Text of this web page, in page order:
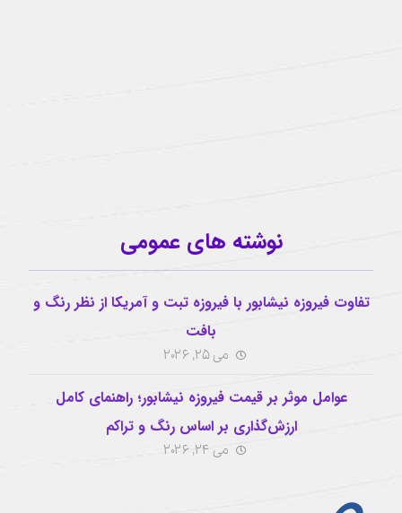
نوشته های عمومی
تفاوت فیروزه نیشابور با فیروزه تبت و آمریکا از نظر رنگ و
بافت
می 25, 2026
عوامل موثر بر قیمت فیروزه نیشابور؛ راهنمای کامل
ارزش‌گذاری بر اساس رنگ و تراکم
می 24, 2026